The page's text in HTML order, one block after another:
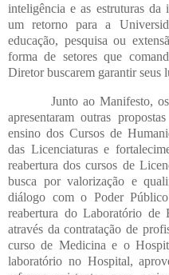
inteligência e as estruturas
um retorno para a
educação, pesquisa ou
forma de setores que
Diretor buscarem garantir seus
Junto ao Manifesto,
apresentaram outras
ensino dos Cursos de
das Licenciaturas e
reabertura dos cursos de
busca por valorização e
diálogo com o Poder
reabertura do Laboratório de
através da contratação de
curso de Medicina e o
laboratório no Hospital,